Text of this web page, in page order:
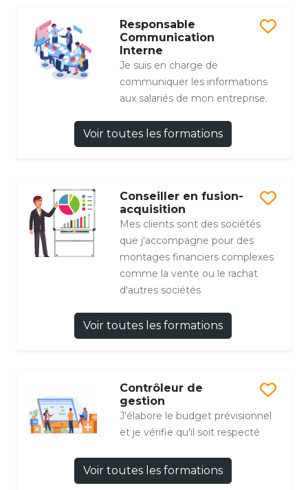
Responsable
Communication
Interne
Je suis en charge de
communiquer les informations
aux salariés de mon entreprise.
Voir toutes les formations
Conseiller en fusion-
acquisition
Mes clients sont des sociétés
que j'accompagne pour des
montages financiers complexes
comme la vente ou le rachat
d'autres sociétés
Voir toutes les formations
Contrôleur de
gestion
J'élabore le budget prévisionnel
et je vérifie qu'il soit respecté
Voir toutes les formations